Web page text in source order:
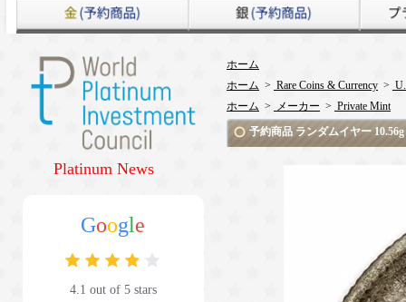
Platinum News
Google
4.1 out of 5 stars
ホーム
ホーム > Rare Coins & Currency >
ホーム > メーカー > Private Mint
予約商品 ランダムイヤー